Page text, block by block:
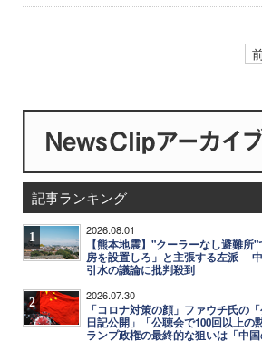
記事ランキング
1 2026.08.01
【熊本地震】"クーラーなし避難所
房を設置しろ」と主張する左派 ─
引水の議論に批判殺到
2 2026.07.30
「コロナ対策の顔」ファウチ氏の
日記公開」「公聴会で100回以上の
ランプ政権の最終的な狙いは「中